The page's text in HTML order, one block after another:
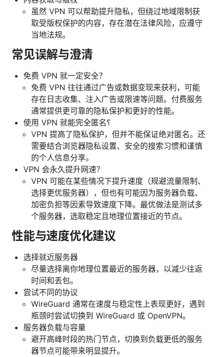
虽然 VPN 可以帮助提升隐私，但绕过地域限制获
取受版权保护的内容，存在潜在法律风险，应遵守
当地法规。
常见误解与澄清
免费 VPN 就一定安全？
免费 VPN 往往通过广告或数据变现来获利，可能
存在日志收集、注入广告或限速等问题。付费服务
通常提供更可靠的隐私保护和更好的性能。
使用 VPN 就能完全匿名؟
VPN 提高了隐私保护，但并不能保证绝对匿名。还
需要结合浏览器隐私设置、安全的搜索习惯和谨慎
的个人信息分享。
VPN 会永久提升网速？
VPN 可能在某些情况下提升速度（规避流量限制、
选择更优服务器），但也有可能因为服务器负载、
加密负担等因素导致速度下降。最优做法是测试多
个服务器，选取稳定且地理位置接近的节点。
性能与速度优化建议
选择就近服务器
尽量选择离你地理位置最近的服务器，以减少往返
时间和丢包。
尝试不同的协议
WireGuard 通常在速度与稳定性上表现更好，遇到
瓶颈时尝试切换到 WireGuard 或 OpenVPN。
服务器负载与容量
避开高峰时段的热门节点，切换到负载更低的服务
器节点可能带来明显提升。